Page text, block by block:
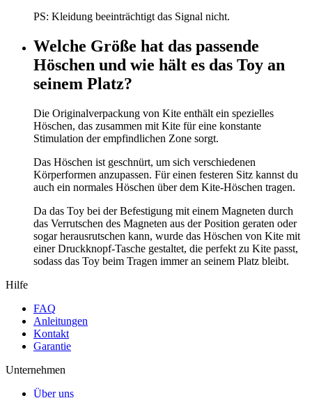
PS: Kleidung beeinträchtigt das Signal nicht.
Welche Größe hat das passende
Höschen und wie hält es das Toy an
seinem Platz?
Die Originalverpackung von Kite enthält ein spezielles
Höschen, das zusammen mit Kite für eine konstante
Stimulation der empfindlichen Zone sorgt.
Das Höschen ist geschnürt, um sich verschiedenen
Körperformen anzupassen. Für einen festeren Sitz kannst du
auch ein normales Höschen über dem Kite-Höschen tragen.
Da das Toy bei der Befestigung mit einem Magneten durch
das Verrutschen des Magneten aus der Position geraten oder
sogar herausrutschen kann, wurde das Höschen von Kite mit
einer Druckknopf-Tasche gestaltet, die perfekt zu Kite passt,
sodass das Toy beim Tragen immer an seinem Platz bleibt.
Hilfe
FAQ
Anleitungen
Kontakt
Garantie
Unternehmen
Über uns